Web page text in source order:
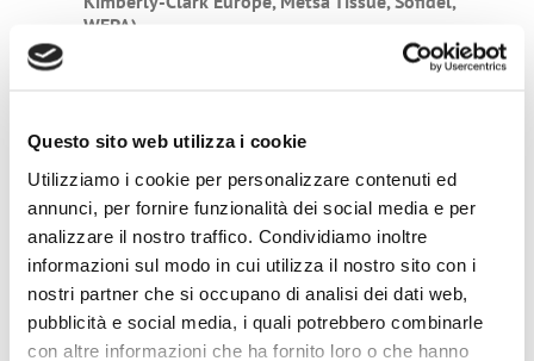
Questo sito web utilizza i cookie
Utilizziamo i cookie per personalizzare contenuti ed
annunci, per fornire funzionalità dei social media e per
analizzare il nostro traffico. Condividiamo inoltre
informazioni sul modo in cui utilizza il nostro sito con i
nostri partner che si occupano di analisi dei dati web,
pubblicità e social media, i quali potrebbero combinarle
con altre informazioni che ha fornito loro o che hanno
WEPA)
Associazioni Nazionali collegate a to ETS
Task Force Boards